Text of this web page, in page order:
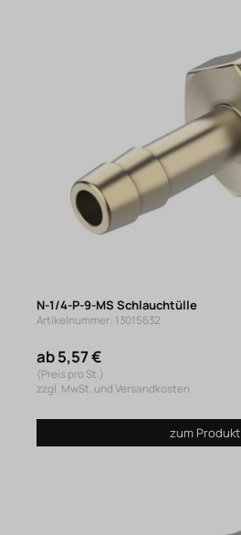
N-1/4-P-9-MS Schlauchtülle
Artikelnummer: 13015632
ab 5,57 €
(Preis pro St.)
zzgl. MwSt. und Versandkosten
zum Produkt